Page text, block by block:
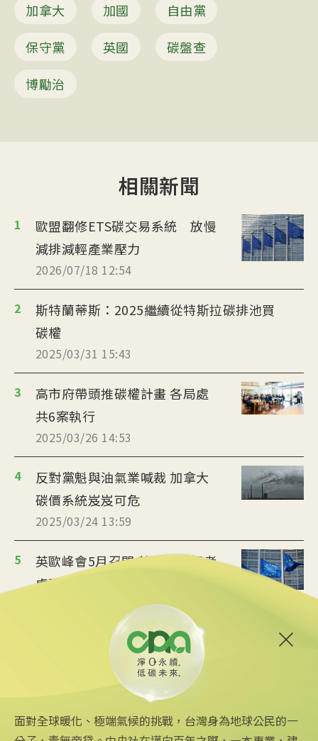
加拿大 加國
自由黨
保守黨
英國
碳盤查
博勵治
相關新聞
1
歐盟翻修ETS碳交易系統 放慢
減排減輕產業壓力
2026/07/18 12:54
2
斯特蘭蒂斯：2025繼續從特斯拉碳排池買
碳權
2025/03/31 15:43
3
高市府帶頭推碳權計畫 各局處
共6案執行
2025/03/26 14:53
4
反對黨魁與油氣業喊裁 加拿大
碳價系統岌岌可危
2025/03/24 13:59
5
英歐峰會5月召開 英國正積極考
慮碳市場與歐盟接軌
亞馬遜首賣碳權 稱嚴格把關不
2025/03/22 11:22
面對全球暖化、極端氣候的挑戰，台灣身為地球公民的一